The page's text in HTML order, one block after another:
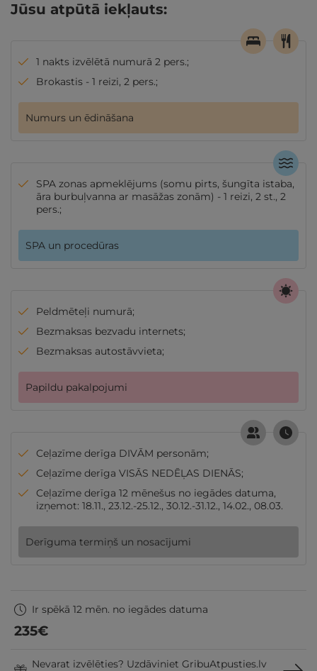
Jūsu atpūtā iekļauts:
1 nakts izvēlētā numurā 2 pers.;
Brokastis - 1 reizi, 2 pers.;
Numurs un ēdināšana
SPA zonas apmeklējums (somu pirts, šungīta istaba,
āra burbuļvanna ar masāžas zonām) - 1 reizi, 2 st., 2
pers.;
SPA un procedūras
Peldmēteļi numurā;
Bezmaksas bezvadu internets;
Bezmaksas autostāvvieta;
Papildu pakalpojumi
Ceļazīme derīga DIVĀM personām;
Ceļazīme derīga VISĀS NEDĒĻAS DIENĀS;
Ceļazīme derīga 12 mēnešus no iegādes datuma,
izņemot: 18.11., 23.12.-25.12., 30.12.-31.12., 14.02., 08.03.
Derīguma termiņš un nosacījumi
Ir spēkā 12 mēn. no iegādes datuma
235€
Nevarat izvēlēties? Uzdāviniet GribuAtpusties.lv